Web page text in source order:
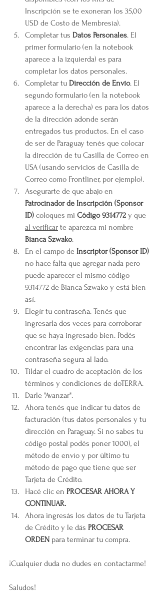
Inscripción se te exoneran los 35,00
USD de Costo de Membresía).
Completar tus Datos Personales. El
primer formulario (en la notebook
aparece a la izquierda) es para
completar los datos personales.
Completar tu Dirección de Envío. El
segundo formulario (en la notebook
aparece a la derecha) es para los datos
de la dirección adonde serán
entregados tus productos. En el caso
de ser de Paraguay tenés que colocar
la dirección de tu Casilla de Correo en
USA (usando servicios de Casilla de
Correo como Frontliner, por ejemplo).
Asegurarte de que abajo en
Patrocinador de Inscripción (Sponsor
ID) coloques mi Código 9314772 y que
al verificar te aparezca mi nombre
Bianca Szwako.
En el campo de Inscriptor (Sponsor ID)
no hace falta que agregar nada pero
puede aparecer el mismo código
9314772 de Bianca Szwako y está bien
así.
Elegír tu contraseña. Tenés que
ingresarla dos veces para corroborar
que se haya ingresado bien. Podés
encontrar las exigencias para una
contraseña segura al lado.
Tildar el cuadro de aceptación de los
términos y condiciones de doTERRA.
Darle "Avanzar".
Ahora tenés que indicar tu datos de
facturación (tus datos personales y tu
dirección en Paraguay. Si no sabes tu
código postal podés poner 1000), el
método de envío y por último tu
método de pago que tiene que ser
Tarjeta de Crédito.
Hacé clic en PROCESAR AHORA Y
CONTINUAR.
Ahora ingresás los datos de tu Tarjeta
de Crédito y le dás PROCESAR
ORDEN para terminar tu compra.
¡Cualquier duda no dudes en contactarme!
Saludos!